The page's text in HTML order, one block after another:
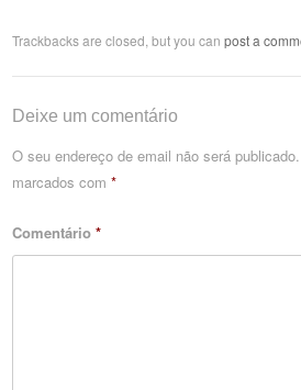
Trackbacks are closed, but you canpost a
Deixe um comentário
O seu endereço de email não será publicado.
marcados com*
Comentário*